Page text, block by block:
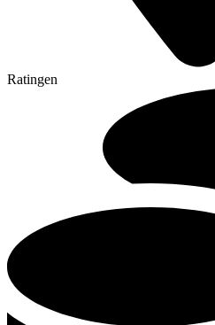
Ratingen